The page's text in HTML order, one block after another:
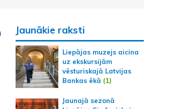
Jaunākie raksti
Liepājas muzejs aicina
uz ekskursijām
vēsturiskajā Latvijas
Bankas ēkā (1)
Jaunajā sezonā